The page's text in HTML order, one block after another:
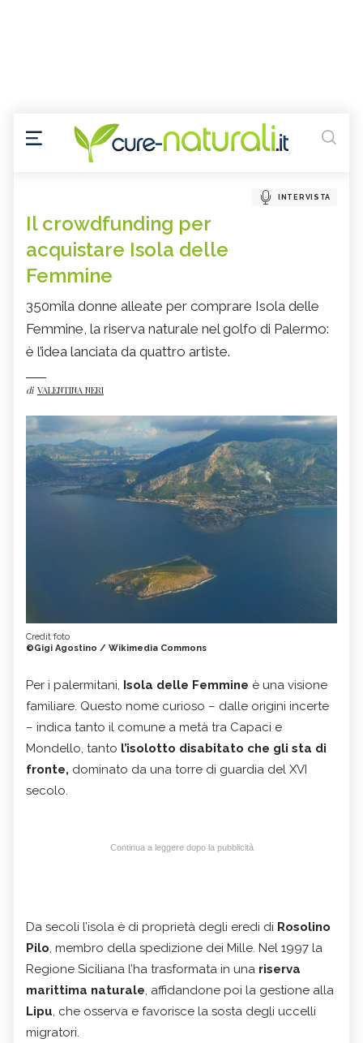
INTERVISTA
Il crowdfunding per
acquistare Isola delle
Femmine
350mila donne alleate per comprare Isola delle
Femmine, la riserva naturale nel golfo di Palermo:
è l’idea lanciata da quattro artiste.
di VALENTINA NERI
Credit foto
©Gigi Agostino / Wikimedia Commons
Per i palermitani, Isola delle Femmine è una visione
familiare. Questo nome curioso – dalle origini incerte
– indica tanto il comune a metà tra Capaci e
Mondello, tanto l’isolotto disabitato che gli sta di
fronte, dominato da una torre di guardia del XVI
secolo.
Continua a leggere dopo la pubblicità
Da secoli l’isola è di proprietà degli eredi di Rosolino
Pilo, membro della spedizione dei Mille. Nel 1997 la
Regione Siciliana l’ha trasformata in una riserva
marittima naturale, affidandone poi la gestione alla
Lipu, che osserva e favorisce la sosta degli uccelli
migratori.